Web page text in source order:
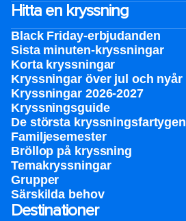
Hitta en kryssning
Black Friday-erbjudanden
Sista minuten-kryssningar
Korta kryssningar
Kryssningar över jul och nyår
Kryssningar 2026-2027
Kryssningsguide
De största kryssningsfartygen
Familjesemester
Bröllop på kryssning
Temakryssningar
Grupper
Särskilda behov
Destinationer